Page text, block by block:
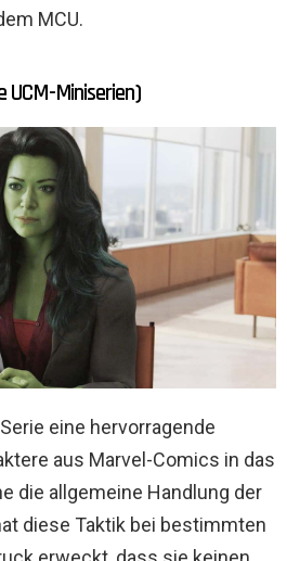
MCU.
UCM-Miniserien)
eine hervorragende
aus Marvel-Comics in das
die allgemeine Handlung der
diese Taktik bei bestimmten